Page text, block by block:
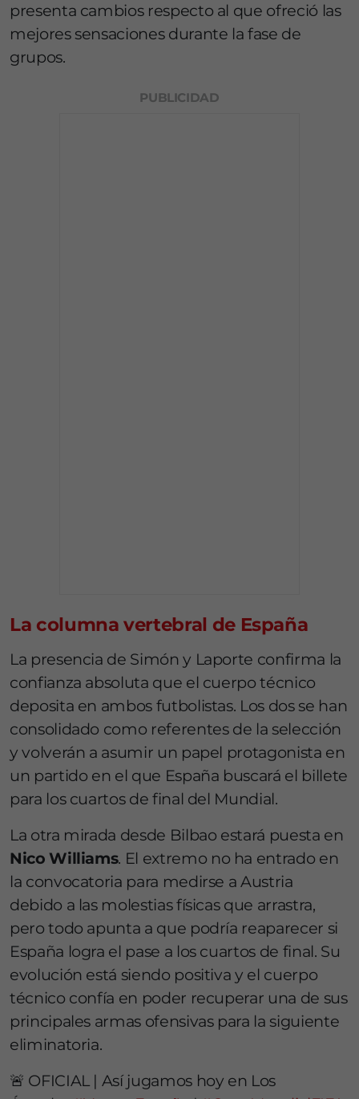
presenta cambios respecto al que ofreció las
mejores sensaciones durante la fase de
grupos.
PUBLICIDAD
La columna vertebral de España
La presencia de Simón y Laporte confirma la
confianza absoluta que el cuerpo técnico
deposita en ambos futbolistas. Los dos se han
consolidado como referentes de la selección
y volverán a asumir un papel protagonista en
un partido en el que España buscará el billete
para los cuartos de final del Mundial.
La otra mirada desde Bilbao estará puesta en
Nico Williams. El extremo no ha entrado en
la convocatoria para medirse a Austria
debido a las molestias físicas que arrastra,
pero todo apunta a que podría reaparecer si
España logra el pase a los cuartos de final. Su
evolución está siendo positiva y el cuerpo
técnico confía en poder recuperar una de sus
principales armas ofensivas para la siguiente
eliminatoria.
🚨 OFICIAL | Así jugamos hoy en Los